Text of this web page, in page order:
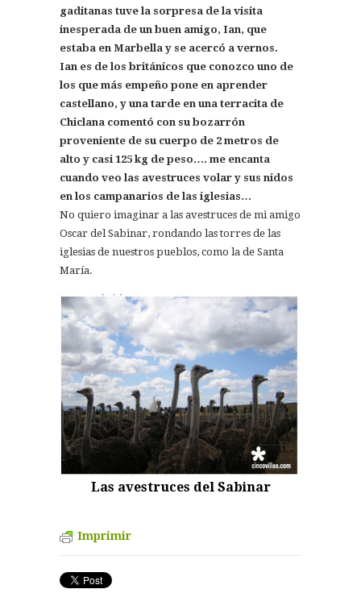
gaditanas tuve la sorpresa de la visita
inesperada de un buen amigo, Ian, que
estaba en Marbella y se acercó a vernos.
Ian es de los británicos que conozco uno de
los que más empeño pone en aprender
castellano, y una tarde en una terracita de
Chiclana comentó con su bozarrón
proveniente de su cuerpo de 2 metros de
alto y casi 125 kg de peso…. me encanta
cuando veo las avestruces volar y sus nidos
en los campanarios de las iglesias…
No quiero imaginar a las avestruces de mi amigo
Oscar del Sabinar, rondando las torres de las
iglesias de nuestros pueblos, como la de Santa
María.
Las avestruces del Sabinar
Imprimir